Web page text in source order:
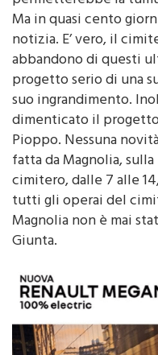
permetterebbe la
Ma in quasi cento
notizia. E’ vero, il
abbandono di questi
progetto serio di una
suo ingrandimento.
dimenticato il
Pioppo. Nessuna
fatta da Magnolia,
cimitero, dalle 7 alle
tutti gli operai del
Magnolia non è mai